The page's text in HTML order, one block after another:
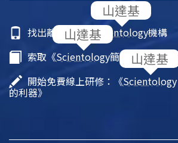
找出離你最近的Scientology機構
索取《Scientology簡介》小冊子
開始免費線上研修：《Scientology
的利器》